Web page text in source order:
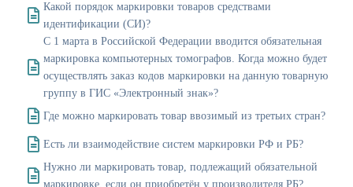
Какой порядок маркировки товаров средствами
идентификации (СИ)?
С 1 марта в Российской Федерации вводится обязательная
маркировка компьютерных томографов. Когда можно будет
осуществлять заказ кодов маркировки на данную товарную
группу в ГИС «Электронный знак»?
Где можно маркировать товар ввозимый из третьих стран?
Есть ли взаимодействие систем маркировки РФ и РБ?
Нужно ли маркировать товар, подлежащий обязательной
маркировке, если он приобретён у производителя РБ?